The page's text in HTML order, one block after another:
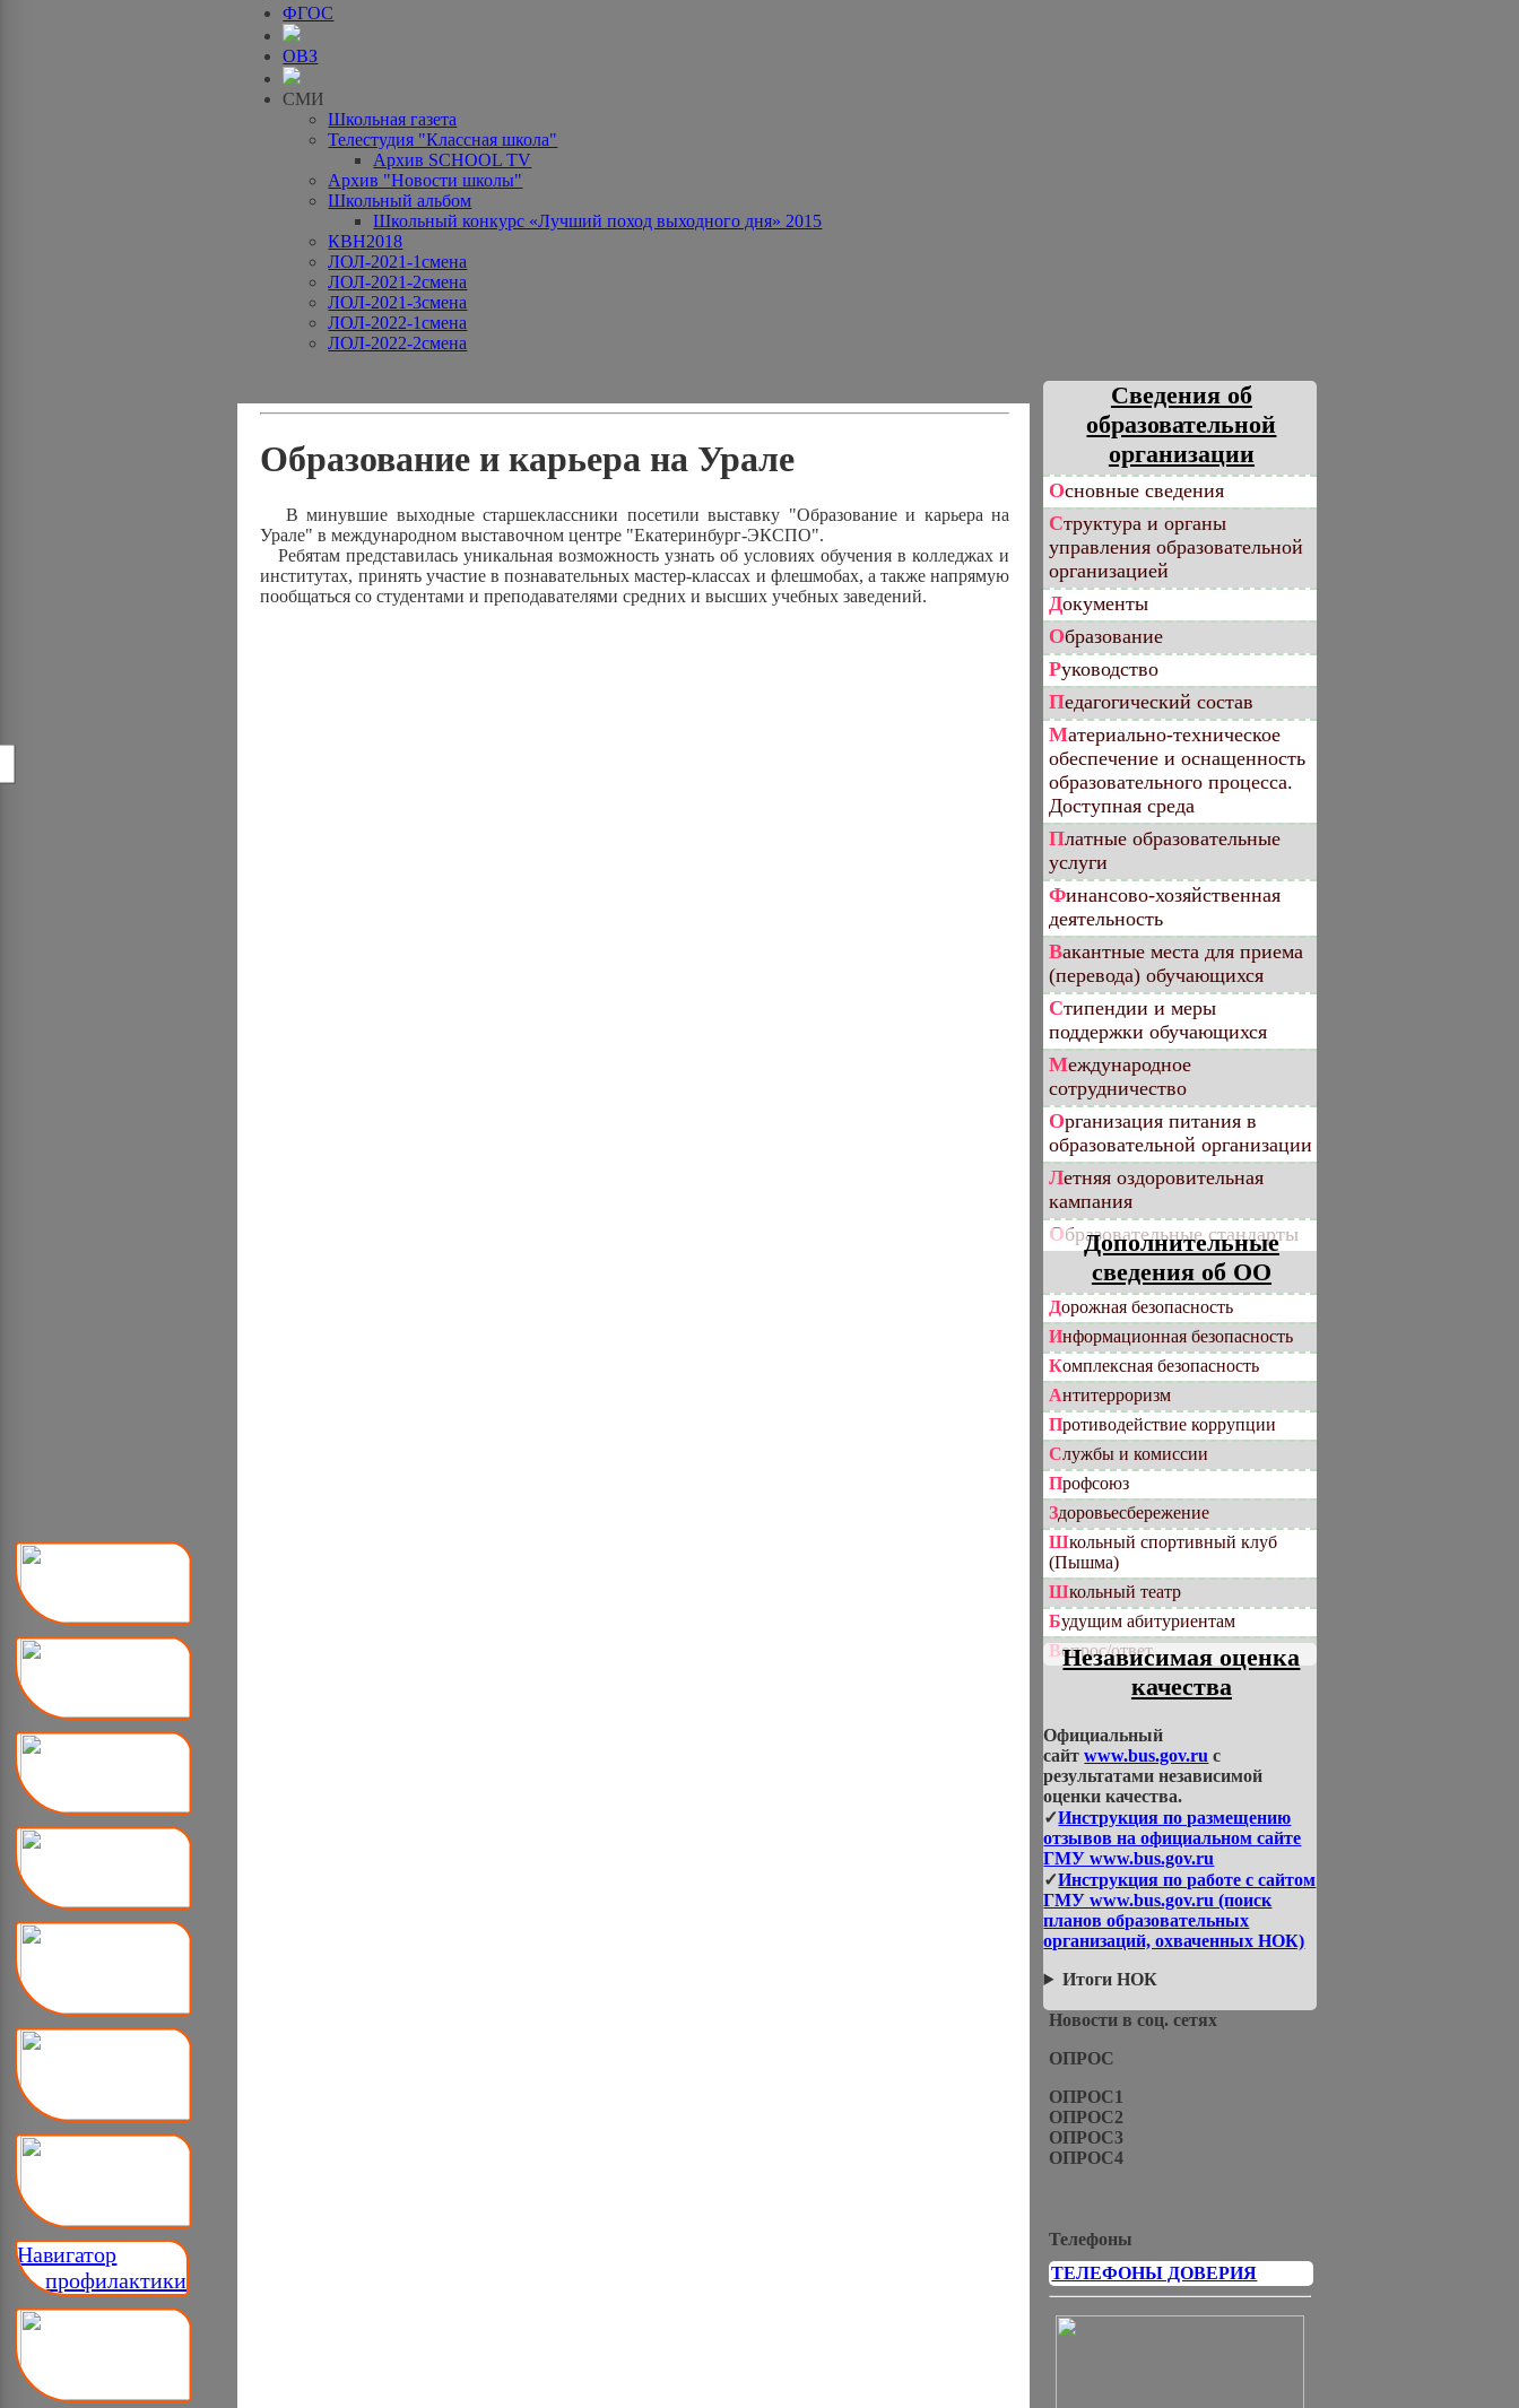
Навигатор
__ профилактики
ФГОС
ОВЗ
СМИ
Школьная газета
Телестудия "Классная школа"
Архив SCHOOL TV
Архив "Новости школы"
Школьный альбом
Школьный конкурс «Лучший поход выходного дня» 2015
КВН2018
ЛОЛ-2021-1смена
ЛОЛ-2021-2смена
ЛОЛ-2021-3смена
ЛОЛ-2022-1смена
ЛОЛ-2022-2смена
Образование и карьера на Урале
В минувшие выходные старшеклассники посетили выставку "Образование и карьера на
Урале" в международном выставочном центре "Екатеринбург-ЭКСПО".
Ребятам представилась уникальная возможность узнать об условиях обучения в колледжах и
институтах, принять участие в познавательных мастер-классах и флешмобах, а также напрямую
пообщаться со студентами и преподавателями средних и высших учебных заведений.
Сведения об
образовательной
организации
Основные сведения
Структура и органы
управления образовательной
организацией
Документы
Образование
Руководство
Педагогический состав
Материально-техническое
обеспечение и оснащенность
образовательного процесса.
Доступная среда
Платные образовательные
услуги
Финансово-хозяйственная
деятельность
Вакантные места для приема
(перевода) обучающихся
Стипендии и меры
поддержки обучающихся
Международное
сотрудничество
Организация питания в
образовательной организации
Летняя оздоровительная
кампания
Образовательные стандарты
Дополнительные
сведения об ОО
Дорожная безопасность
Информационная безопасность
Комплексная безопасность
Антитерроризм
Противодействие коррупции
Службы и комиссии
Профсоюз
Здоровьесбережение
Школьный спортивный клуб
(Пышма)
Школьный театр
Будущим абитуриентам
Вопрос/ответ
Независимая оценка
качества
Официальный
сайтwww.bus.gov.ru с
результатами независимой
оценки качества.
✓Инструкция по размещению
отзывов на официальном сайте
ГМУ www.bus.gov.ru
✓Инструкция по работе с сайтом
ГМУ www.bus.gov.ru (поиск
планов образовательных
организаций, охваченных НОК)
Итоги НОК
Новости в соц. сетях
ОПРОС
ОПРОС1
ОПРОС2
ОПРОС3
ОПРОС4
Телефоны
ТЕЛЕФОНЫ ДОВЕРИЯ